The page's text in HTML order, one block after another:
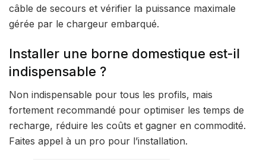
câble de secours et vérifier la puissance maximale
gérée par le chargeur embarqué.
Installer une borne domestique est-il
indispensable ?
Non indispensable pour tous les profils, mais
fortement recommandé pour optimiser les temps de
recharge, réduire les coûts et gagner en commodité.
Faites appel à un pro pour l’installation.